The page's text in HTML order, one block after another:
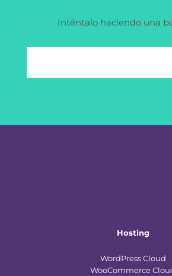
Inténtalo haciendo una
Hosting
WordPress Cloud
WooCommerce